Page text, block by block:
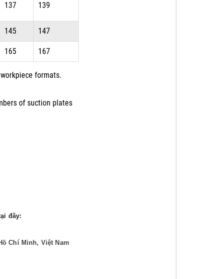
137 139
145 147
165 167
formats.
of suction plates
đây:
Chí Minh, Việt Nam